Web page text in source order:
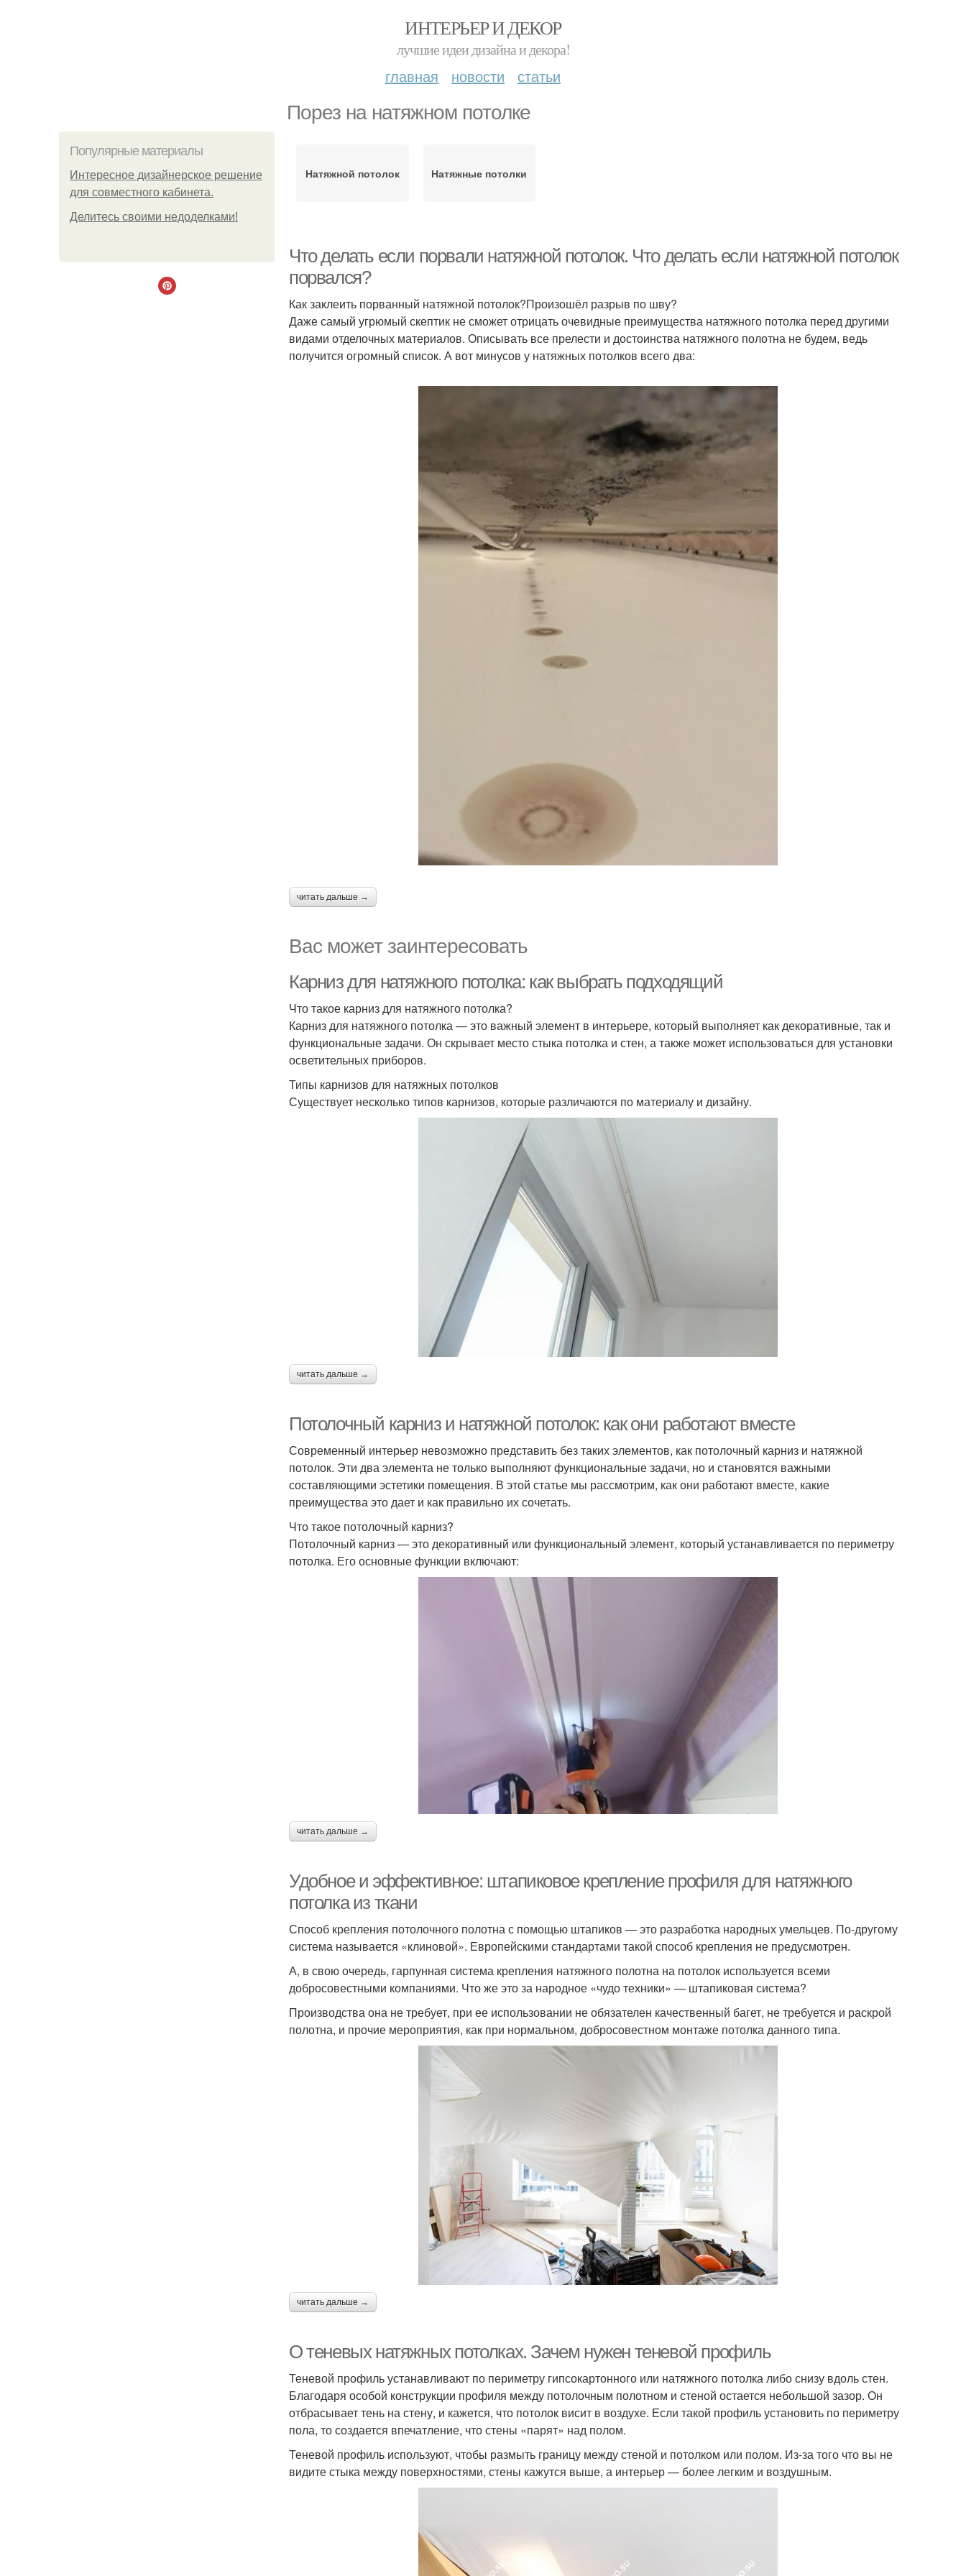
ИНТЕРЬЕР И ДЕКОР
лучшие идеи дизайна и декора!
главная новости статьи
Порез на натяжном потолке
Популярные материалы
Интересное дизайнерское решение
для совместного кабинета.
Делитесь своими недоделками!
Натяжной потолок Натяжные потолки
Что делать если порвали натяжной потолок. Что делать если натяжной потолок
порвался?
Как заклеить порванный натяжной потолок?Произошёл разрыв по шву?
Даже самый угрюмый скептик не сможет отрицать очевидные преимущества натяжного потолка перед другими
видами отделочных материалов. Описывать все прелести и достоинства натяжного полотна не будем, ведь
получится огромный список. А вот минусов у натяжных потолков всего два:
читать дальше →
Вас может заинтересовать
Карниз для натяжного потолка: как выбрать подходящий
Что такое карниз для натяжного потолка?
Карниз для натяжного потолка — это важный элемент в интерьере, который выполняет как декоративные, так и
функциональные задачи. Он скрывает место стыка потолка и стен, а также может использоваться для установки
осветительных приборов.
Типы карнизов для натяжных потолков
Существует несколько типов карнизов, которые различаются по материалу и дизайну.
читать дальше →
Потолочный карниз и натяжной потолок: как они работают вместе
Современный интерьер невозможно представить без таких элементов, как потолочный карниз и натяжной
потолок. Эти два элемента не только выполняют функциональные задачи, но и становятся важными
составляющими эстетики помещения. В этой статье мы рассмотрим, как они работают вместе, какие
преимущества это дает и как правильно их сочетать.
Что такое потолочный карниз?
Потолочный карниз — это декоративный или функциональный элемент, который устанавливается по периметру
потолка. Его основные функции включают:
читать дальше →
Удобное и эффективное: штапиковое крепление профиля для натяжного
потолка из ткани
Способ крепления потолочного полотна с помощью штапиков — это разработка народных умельцев. По-другому
система называется «клиновой». Европейскими стандартами такой способ крепления не предусмотрен.
А, в свою очередь, гарпунная система крепления натяжного полотна на потолок используется всеми
добросовестными компаниями. Что же это за народное «чудо техники» — штапиковая система?
Производства она не требует, при ее использовании не обязателен качественный багет, не требуется и раскрой
полотна, и прочие мероприятия, как при нормальном, добросовестном монтаже потолка данного типа.
читать дальше →
О теневых натяжных потолках. Зачем нужен теневой профиль
Теневой профиль устанавливают по периметру гипсокартонного или натяжного потолка либо снизу вдоль стен.
Благодаря особой конструкции профиля между потолочным полотном и стеной остается небольшой зазор. Он
отбрасывает тень на стену, и кажется, что потолок висит в воздухе. Если такой профиль установить по периметру
пола, то создается впечатление, что стены «парят» над полом.
Теневой профиль используют, чтобы размыть границу между стеной и потолком или полом. Из-за того что вы не
видите стыка между поверхностями, стены кажутся выше, а интерьер — более легким и воздушным.